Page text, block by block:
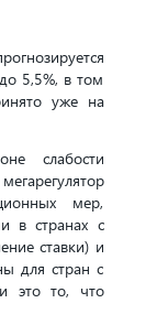
5,5%, в том
уже на
слабости
мер,
в странах с
ставки) и
для стран с
это то, что